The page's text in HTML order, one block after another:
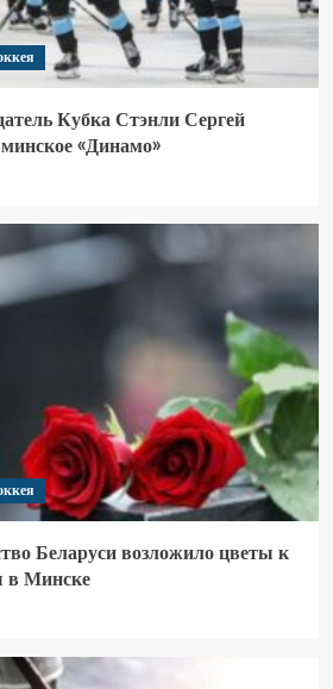
Кубка Стэнли Сергей
«Динамо»
Беларуси возложило цветы к
в Минске